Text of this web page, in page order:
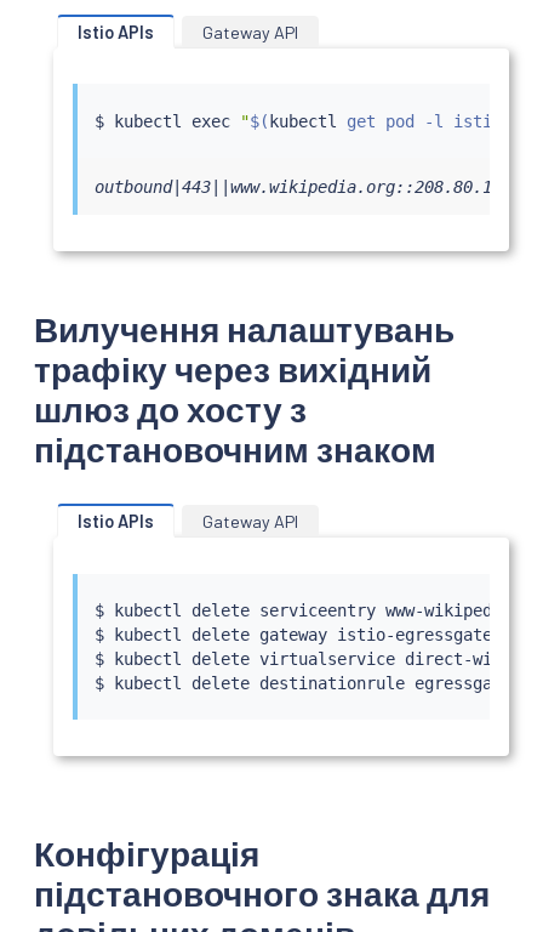
    route:
          number: 443
EOF
Istio APIs Gateway API
$ kubectl exec "$( kubectl get pod -l istio
Вилучення налаштувань
трафіку через вихідний
шлюз до хосту з
підстановочним знаком
Istio APIs Gateway API
$ kubectl
delete serviceentry www-wikipedia
$
kubectl
delete gateway istio-egressgateway
$
kubectl
delete virtualservice direct-
$
kubectl
Конфігурація
підстановочного знака для